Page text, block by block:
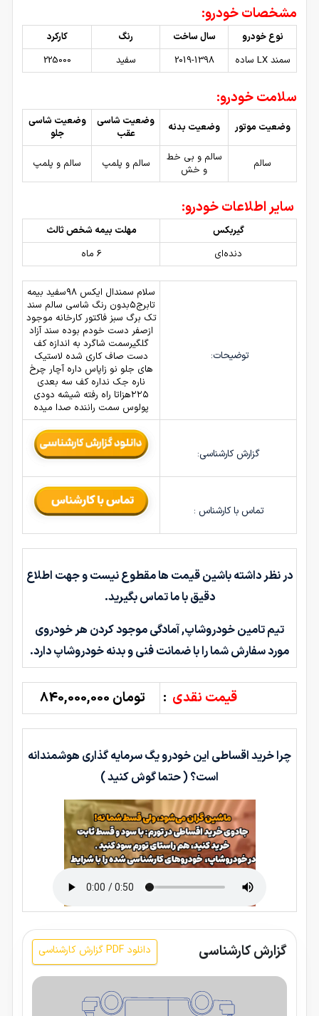
مشخصات خودرو:
نوع خودرو سال ساخت رنگ
کارکرد
سمند LX ساده
2019-1398 سفید 225000
سلامت خودرو:
وضعیت موتور وضعیت بدنه
وضعیت شاسی
عقب
وضعیت شاسی
جلو
سالم
سالم و بی خط
و خش
سالم و پلمپ سالم و پلمپ
سایر اطلاعات خودرو:
گیربکس
مهلت بیمه شخص ثالث
دنده‌ای
6 ماه
توضیحات:
سلام سمندال ایکس ۹۸سفید بیمه
تابرج۵بدون رنگ شاسی سالم سند
تک برگ سبز فاکتور کارخانه موجود
ازصفر دست خودم بوده سند آزاد
گلگیرسمت شاگرد به اندازه کف
دست صاف کاری شده لاستیک
های جلو نو زاپاس داره آچار چرخ
ناره جک نداره کف سه بعدی
۲۲۵هزاتا راه رفته شیشه دودی
پولوس سمت راننده صدا میده
گزارش کارشناسی:
تماس با کارشناس :
در نظر داشته باشین قیمت ها مقطوع نیست و جهت اطلاع
دقیق با ما تماس بگیرید.
تیم تامین خودروشاپ, آمادگی موجود کردن هر خودروی
مورد سفارش شما را با ضمانت فنی و بدنه خودروشاپ دارد.
قیمت نقدی : تومان 840,000,000
چرا خرید اقساطی این خودرو یگ سرمایه گذاری هوشمندانه
است؟ ( حتما گوش کنید )
گزارش کارشناسی دانلود PDF گزارش کارشناسی